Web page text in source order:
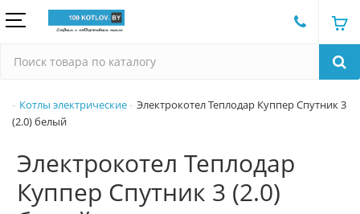
Котлы электрические
Электрокотел Теплодар Куппер Спутник 3
(2.0) белый
Электрокотел Теплодар
Куппер Спутник 3 (2.0)